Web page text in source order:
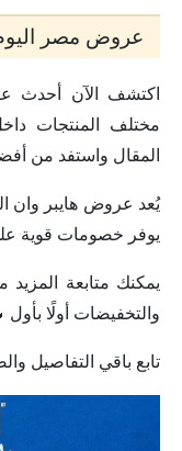
عروض مصر اليوم
اكتشف الآن
مختلف المنتجات
المقال واستفد من
يُعد عروض هايبر وان
يوفر خصومات قوية
يمكنك متابعة المزيد
والتخفيضات أولًا بأول
تابع باقي التفاصيل